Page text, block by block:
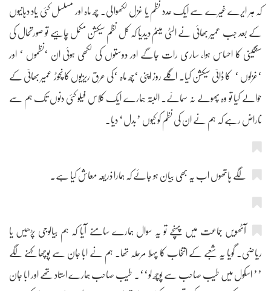
کہ ہر ایرے غیرے سے ایک عدد نظم یا غزل لکھوا لی۔ چھ ماہ اور مسلسل کئی یاد دہانیوں
کے بعد جب عمیر بھائی نے الٹی میٹم دیدیا کہ کل نظم سیکشن مکمل چاہیے تو صورتحال کی
سنگینی کا احساس ہوا، ساری رات جاگے اور دوستوں کی لکھی ہوئی ان ‘نظموں ‘ اور
‘غزلوں ‘ کا ڈائی سیکشن کیا۔ اگلے روز اپنی ‘چھ ماہ ‘کی عرق ریزیوں کا نچوڑ عمیر بھائی کے
حوالے کیا تو وہ پھولے نہ سمائے۔ البتہ ہمارے ایک کلاس فیلو کئی دنوں تک ہم سے
ناراض رہے کہ ہم نے ان کی نظم کو کیوں ’بدل‘ دیا۔
لگے ہاتھوں اب یہ بھی بیان ہو جائے کہ ہمارا ذریعہ معاش کیا ہے۔
آٹھویں جماعت میں پہنچے تو یہ سوال ہمارے سامنے آیا کہ ہم بیالوجی پڑھیں یا
ریاضی۔ گویا یہ شعبے کے انتخاب کا پہلا مرحلہ تھا۔ ہم نے ابا جان سے پوچھا کہنے لگے
’’ اسکول میں طیب صاحب سے پوچھ لو‘‘۔ طیب صاحب ہمارے استاد تھے اور ابا جان